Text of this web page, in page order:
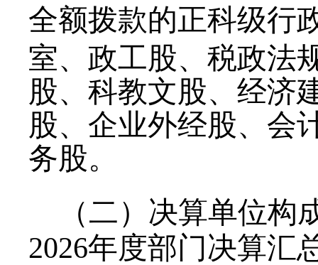
全额拨款的正科级行
室、政工股、税政法
股、科教文股、经济
股、企业外经股、会
务股。
（二）决算单位
2026年度部门决算汇